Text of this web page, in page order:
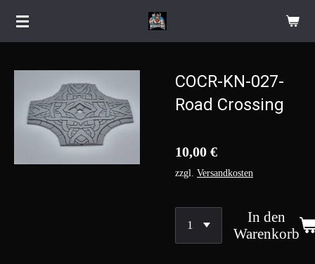
Zum
COCR-KN-027-
Road Crossing
10,00 €
zzgl. Versandkosten
In den
Warenkorb